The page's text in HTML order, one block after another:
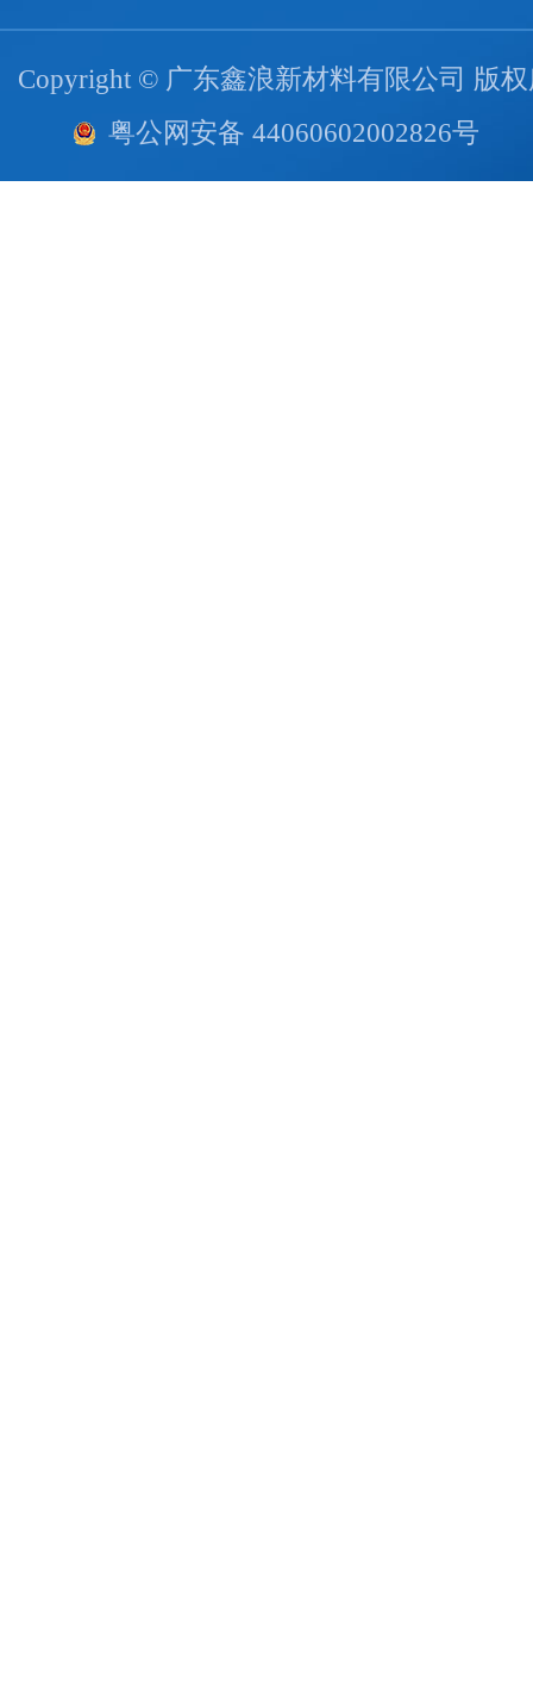
Copyright © 广东鑫浪新材料有限公司 版
粤公网安备 44060602002826号